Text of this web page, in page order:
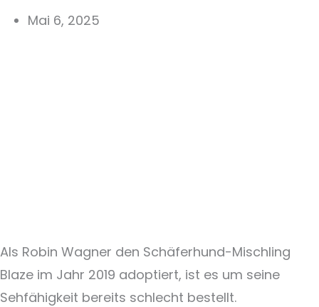
Mai 6, 2025
Als Robin Wagner den Schäferhund-Mischling
Blaze im Jahr 2019 adoptiert, ist es um seine
Sehfähigkeit bereits schlecht bestellt.